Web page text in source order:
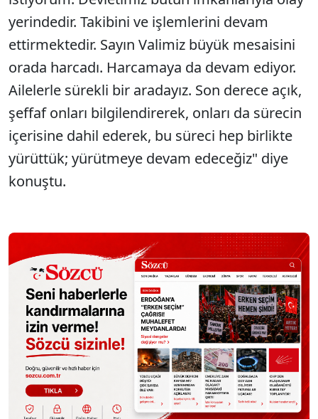
yerindedir. Takibini ve işlemlerini devam
ettirmektedir. Sayın Valimiz büyük mesaisini
orada harcadı. Harcamaya da devam ediyor.
Ailelerle sürekli bir aradayız. Son derece açık,
şeffaf onları bilgilendirerek, onları da sürecin
içerisine dahil ederek, bu süreci hep birlikte
yürüttük; yürütmeye devam edeceğiz" diye
konuştu.